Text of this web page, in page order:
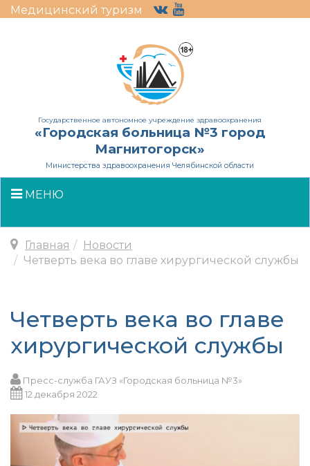
Медицинский туризм
Государственное автономное учреждение здравоохранения
«Городская больница №3 город
Магнитогорск»
Министерства здравоохранения Челябинской области
МЕНЮ
Главная
Новости
Четверть века во главе хирургической службы
Четверть века во главе
хирургической службы
Пресс-служба ГАУЗ «Городская больница №3»
12 декабря 2022